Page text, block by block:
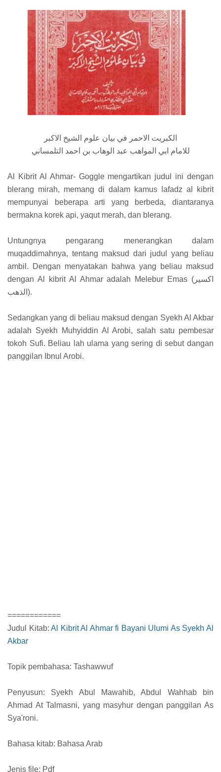
الكبريت الاحمر في بيان علوم الشيخ الاكبر
للامام ابي المواهب عبد الوهاب بن احمد التلمساني
Al Kibrit Al Ahmar- Goggle mengartikan judul ini dengan
blerang mirah, memang di dalam kamus lafadz al kibrit
mempunyai beberapa arti yang berbeda, diantaranya
bermakna korek api, yaqut merah, dan blerang.
Untungnya pengarang menerangkan dalam
muqaddimahnya, tentang maksud dari judul yang beliau
ambil. Dengan menyatakan bahwa yang beliau maksud
dengan Al kibrit Al Ahmar adalah Melebur Emas (اكسير
الذهب).
Sedangkan yang di beliau maksud dengan Syekh Al Akbar
adalah Syekh Muhyiddin Al Arobi, salah satu pembesar
tokoh Sufi. Beliau lah ulama yang sering di sebut dangan
panggilan Ibnul Arobi.
============
Judul Kitab:Al Kibrit Al Ahmar fi Bayani Ulumi As Syekh Al
Akbar
Topik pembahasa: Tashawwuf
Penyusun: Syekh Abul Mawahib, Abdul Wahhab bin
Ahmad At Talmasni, yang masyhur dengan panggilan As
Sya'roni.
Bahasa kitab: Bahasa Arab
Jenis file: Pdf